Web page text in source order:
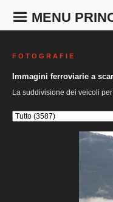
MENU
F O T O G R A F I E
Immagini ferroviarie a
La suddivisione dei veicoli